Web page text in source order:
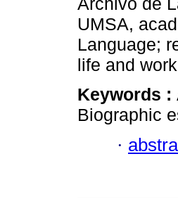
UMSA,
Language;
life and
Keywords :
Biographic
·